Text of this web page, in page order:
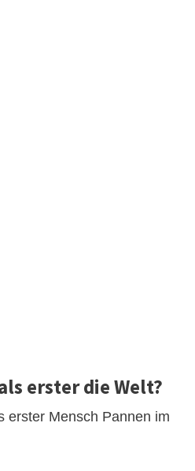
erster die Welt?
erster Mensch Pannen im